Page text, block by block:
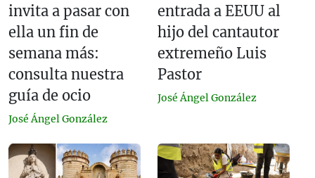
invita a pasar con
ella un fin de
semana más:
consulta nuestra
guía de ocio
José Ángel González
entrada a EEUU al
hijo del cantautor
extremeño Luis
Pastor
José Ángel González